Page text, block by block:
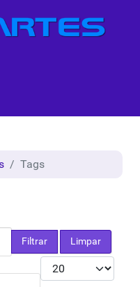
Tags
Filtrar Limpar
Mostrar #